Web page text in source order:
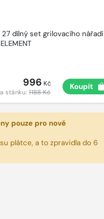
27 dílný set grilovacího nářadí
996 Kč
stánku:1188 Kč
Koupit
pouze pro nové
plátce, a to zpravidla do 6